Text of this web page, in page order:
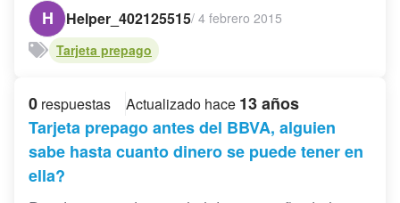
H
Helper_402125515/ 4 febrero 2015
Tarjeta prepago
0 respuestas Actualizado hace 13 años
Tarjeta prepago antes del BBVA, alguien
sabe hasta cuanto dinero se puede tener en
ella?